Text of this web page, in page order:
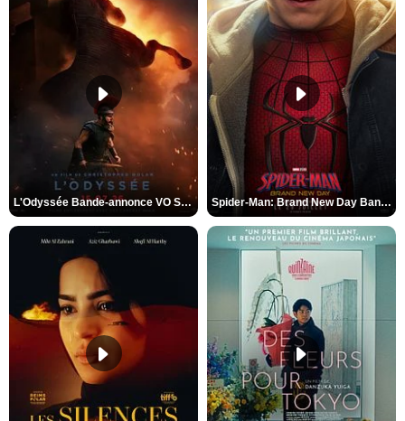
L'Odyssée Bande-annonce VO STFR Spider-Man: Brand New Day Bande-annonce VO STFR